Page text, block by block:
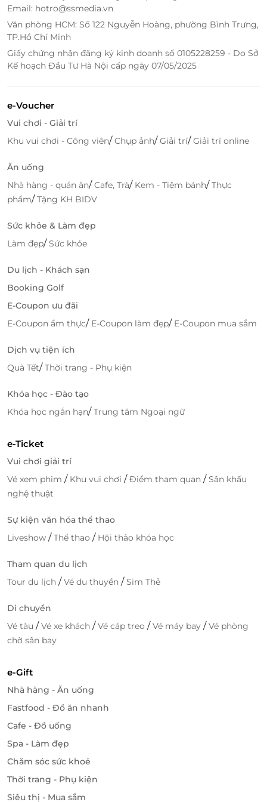
Hãy để Thẻ quà tặng LifeLink trở thành cầu nối yêu
thương và sự gắn kết, là món quà bất ngờ trong
những dịp đặc biệt hay đơn giản là cách thể hiện sự
quan tâm chân thành. Chỉ với vài thao tác đơn giản
trên LifeLink.vn, bạn đã có thể gửi trọn vẹn hương vị
Email: hotro@ssmedia.vn
Văn phòng HCM: Số 122 Nguyễn Hoàng, phường Bình Trưng,
TP.Hồ Chí Minh
Giấy chứng nhận đăng ký kinh doanh số 0105228259 - Do Sở
Kế hoạch Đầu Tư Hà Nội cấp ngày 07/05/2025
e-Voucher
Vui chơi - Giải trí
Khu vui chơi - Công viên/Chụp ảnh/Giải trí/Giải trí online
Ăn uống
Nhà hàng - quán ăn/Cafe, Trà/ Kem - Tiệm bánh/Thực
phẩm/Tặng KH BIDV
Sức khỏe & Làm đẹp
Làm đẹp/Sức khỏe
Du lịch - Khách sạn
Booking Golf
E-Coupon ưu đãi
E-Coupon ẩm thực/ E-Coupon làm đẹp/ E-Coupon mua sắm
Dịch vụ tiện ích
Quà Tết/Thời trang - Phụ kiện
Khóa học - Đào tạo
Khóa học ngắn hạn/Trung tâm Ngoại ngữ
e-Ticket
Vui chơi giải trí
Vé xem phim / Khu vui chơi /Điểm tham quan /Sân khấu
nghệ thuật
Sự kiện văn hóa thể thao
Liveshow /Thể thao / Hội thảo khóa học
Tham quan du lịch
Tour du lịch /Vé du thuyền /Sim Thẻ
Di chuyển
Vé tàu /Vé xe khách /Vé cáp treo /Vé máy bay /Vé phòng
chờ sân bay
e-Gift
Nhà hàng - Ăn uống
Fastfood - Đồ ăn nhanh
Cafe - Đồ uống
Spa - Làm đẹp
Chăm sóc sức khoẻ
Thời trang - Phụ kiện
Siêu thị - Mua sắm